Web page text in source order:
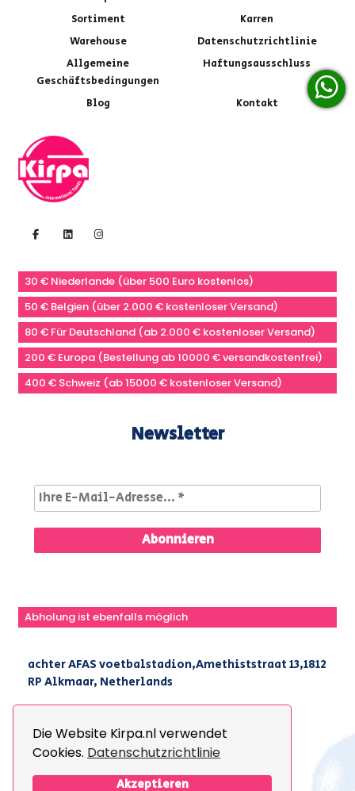
Die Website Kirpa.nl verwendet
Cookies. Datenschutzrichtlinie
Akzeptieren
Sortiment
Karren
Warehouse
Datenschutzrichtlinie
Allgemeine
Geschäftsbedingungen
Haftungsausschluss
Blog Kontakt
30 € Niederlande (über 500 Euro kostenlos)
50 € Belgien (über 2.000 € kostenloser Versand)
80 € Für Deutschland (ab 2.000 € kostenloser Versand)
200 € Europa (Bestellung ab 10000 € versandkostenfrei)
400 € Schweiz (ab 15000 € kostenloser Versand)
Newsletter
Abholung ist ebenfalls möglich
achter AFAS voetbalstadion,Amethiststraat 13,1812
RP Alkmaar, Netherlands
© 2026 Kirpa. All Rights Reserved.
Design By
The Webdesign